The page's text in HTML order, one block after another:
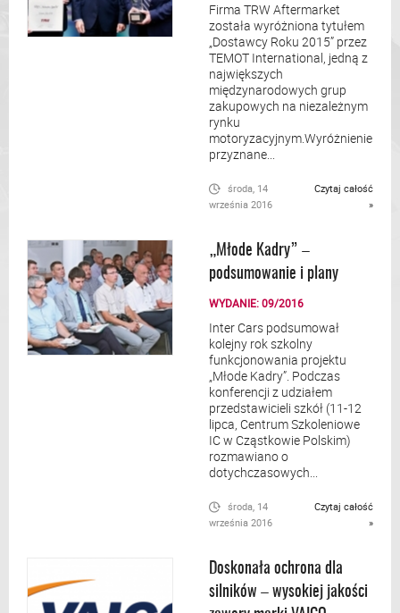
Firma TRW Aftermarket
została wyróżniona tytułem
„Dostawcy Roku 2015” przez
TEMOT International, jedną z
największych
międzynarodowych grup
zakupowych na niezależnym
rynku
motoryzacyjnym.Wyróżnienie
przyznane...
środa, 14
września 2016
Czytaj całość
»
„Młode Kadry” –
podsumowanie i plany
WYDANIE: 09/2016
Inter Cars podsumował
kolejny rok szkolny
funkcjonowania projektu
„Młode Kadry”. Podczas
konferencji z udziałem
przedstawicieli szkół (11-12
lipca, Centrum Szkoleniowe
IC w Cząstkowie Polskim)
rozmawiano o
dotychczasowych...
środa, 14
września 2016
Czytaj całość
»
Doskonała ochrona dla
silników – wysokiej jakości